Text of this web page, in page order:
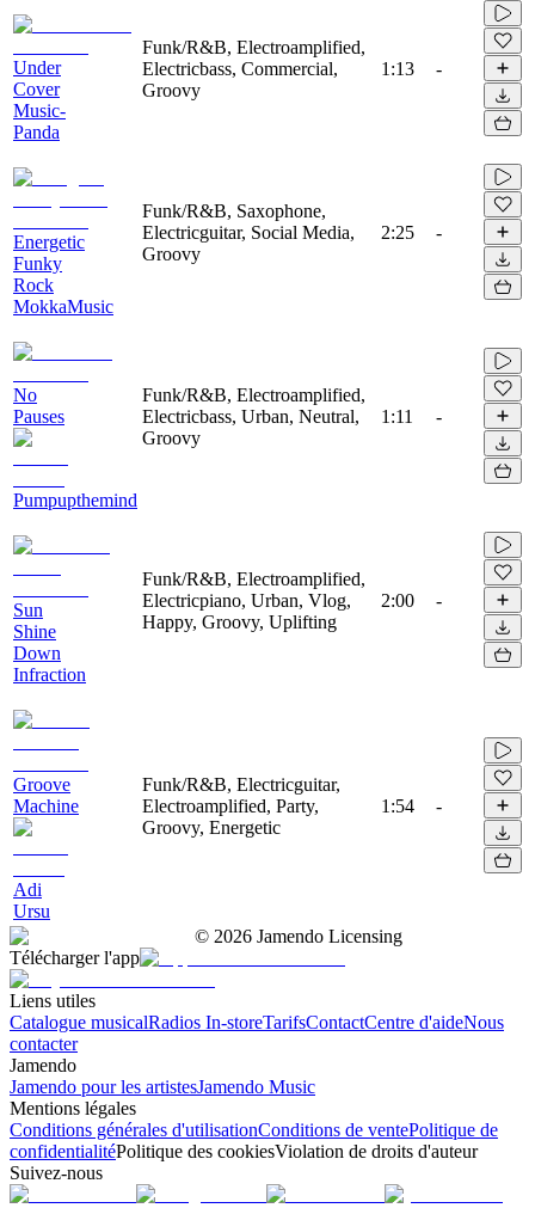
Under
Cover
Music-
Panda
Funk/R&B, Electroamplified,
Electricbass, Commercial,
Groovy
1:13 -
Energetic
Funky
Rock
MokkaMusic
Funk/R&B, Saxophone,
Electricguitar, Social Media,
Groovy
2:25 -
No
Pauses
Pumpupthemind
Funk/R&B, Electroamplified,
Electricbass, Urban, Neutral,
Groovy
1:11 -
Sun
Shine
Down
Infraction
Funk/R&B, Electroamplified,
Electricpiano, Urban, Vlog,
Happy, Groovy, Uplifting
2:00 -
Groove
Machine
Adi
Ursu
Funk/R&B, Electricguitar,
Electroamplified, Party,
Groovy, Energetic
1:54 -
© 2026 Jamendo Licensing
Télécharger l'app
Liens utiles
Catalogue musicalRadios In-storeTarifsContactCentre d'aideNous
contacter
Jamendo
Jamendo pour les artistesJamendo Music
Mentions légales
Conditions générales d'utilisationConditions de ventePolitique de
confidentialitéPolitique des cookiesViolation de droits d'auteur
Suivez-nous